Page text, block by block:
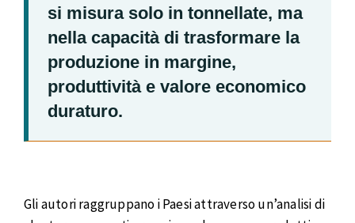
si misura solo in tonnellate, ma
nella capacità di trasformare la
produzione in margine,
produttività e valore economico
duraturo.
Gli autori raggruppano i Paesi attraverso un’analisi di